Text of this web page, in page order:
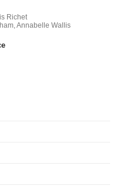
Richet
Annabelle Wallis